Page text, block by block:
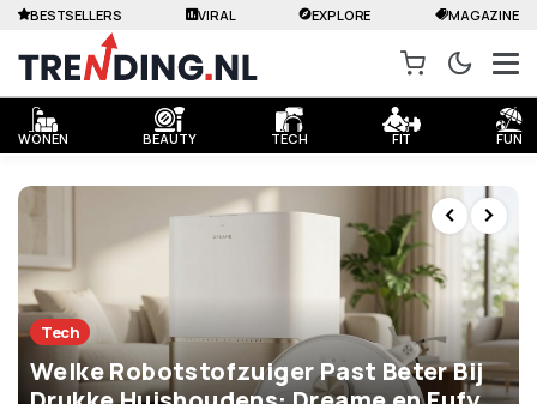
WONEN BEAUTY TECH FIT FUN
BESTSELLERS VIRAL EXPLORE MAGAZINE
Tech
Welke Robotstofzuiger Past Beter Bij